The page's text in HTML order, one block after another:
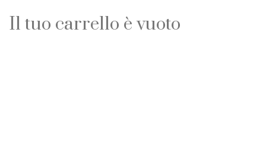
Il tuo carrello è vuoto